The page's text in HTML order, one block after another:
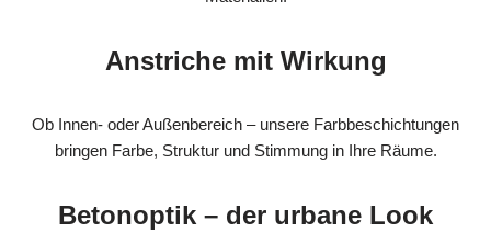
Anstriche mit Wirkung
Ob Innen- oder Außenbereich – unsere Farbbeschichtungen
bringen Farbe, Struktur und Stimmung in Ihre Räume.
Betonoptik – der urbane Look